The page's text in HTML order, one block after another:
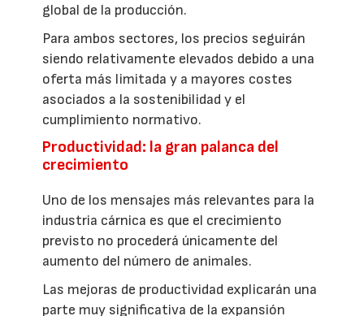
global de la producción.
Para ambos sectores, los precios seguirán
siendo relativamente elevados debido a una
oferta más limitada y a mayores costes
asociados a la sostenibilidad y el
cumplimiento normativo.
Productividad: la gran palanca del
crecimiento
Uno de los mensajes más relevantes para la
industria cárnica es que el crecimiento
previsto no procederá únicamente del
aumento del número de animales.
Las mejoras de productividad explicarán una
parte muy significativa de la expansión